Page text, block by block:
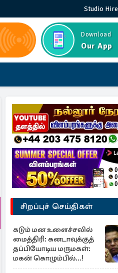
Studio Hire
Download
Our App
சிறப்புச் செய்திகள்
கடும் மன உளைச்சலில்
மைத்திரி: கனடாவுக்குத்
தப்பியோடிய மருமகள்:
மகன் கொழும்பில்...!